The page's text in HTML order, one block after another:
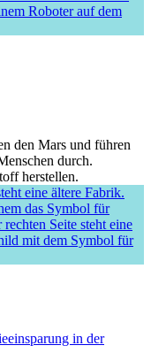
den Mars und führen
durch.
herstellen.
in der